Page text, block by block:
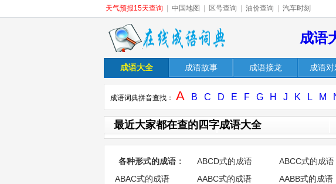
天气预报15天查询 中国地图 区号查询 油价查询 汽车时刻
成语
成语大全 成语故事 成语接龙 成语对
成语词典拼音查找： A B C D E F G H J K L M
最近大家都在查的四字成语大全
各种形式的成语 ： ABCD式的成语 ABCC式的成语
ABAC式的成语
AABC式的成语 AABB式的成语